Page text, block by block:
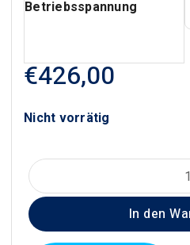
Betriebsspannung
€426,00
Nicht vorrätig
Conforto
P
Hauswasserwerk
Menge
In den